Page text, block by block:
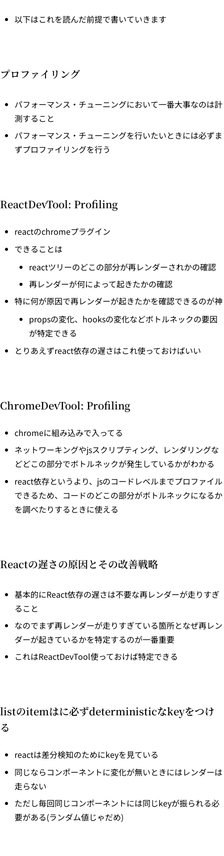
以下はこれを読んだ前提で書いていきます
プロファイリング
パフォーマンス・チューニングにおいて一番大事なのは計
測すること
パフォーマンス・チューニングを行いたいときには必ずま
ずプロファイリングを行う
ReactDevTool: Profiling
reactのchromeプラグイン
できることは
reactツリーのどこの部分が再レンダーされかの確認
再レンダーが何によって起きたかの確認
特に何が原因で再レンダーが起きたかを確認できるのが神
propsの変化、hooksの変化などボトルネックの要因
が特定できる
とりあえずreact依存の遅さはこれ使っておけばいい
ChromeDevTool: Profiling
chromeに組み込みで入ってる
ネットワーキングやjsスクリプティング、レンダリングな
どどこの部分でボトルネックが発生しているかがわかる
react依存というより、jsのコードレベルまでプロファイル
できるため、コードのどこの部分がボトルネックになるか
を調べたりするときに使える
Reactの遅さの原因とその改善戦略
基本的にReact依存の遅さは不要な再レンダーが走りすぎ
ること
なのでまず再レンダーが走りすぎている箇所となぜ再レン
ダーが起きているかを特定するのが一番重要
これはReactDevTool使っておけば特定できる
listのitemはに必ずdeterministicなkeyをつけ
る
reactは差分検知のためにkeyを見ている
同じならコンポーネントに変化が無いときにはレンダーは
走らない
ただし毎回同じコンポーネントには同じkeyが振られる必
要がある(ランダム値じゃだめ)